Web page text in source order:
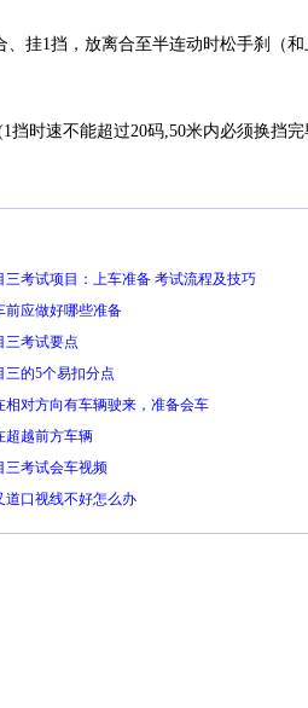
挂1挡，放离合至半连动时松手刹（和
时速不能超过20码,50米内必须换挡完
三考试项目：上车准备 考试流程及技巧
前应做好哪些准备
三考试要点
三的5个易扣分点
相对方向有车辆驶来，准备会车
超越前方车辆
三考试会车视频
道口视线不好怎么办